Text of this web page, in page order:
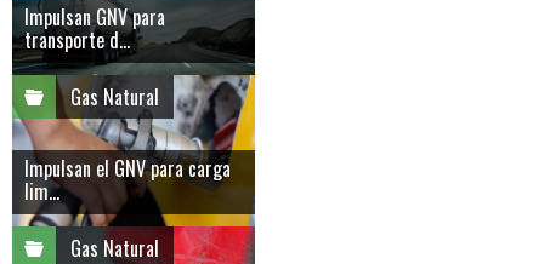
Impulsan GNV para
transporte d...
Gas Natural
Impulsan el GNV para carga
lim...
Gas Natural